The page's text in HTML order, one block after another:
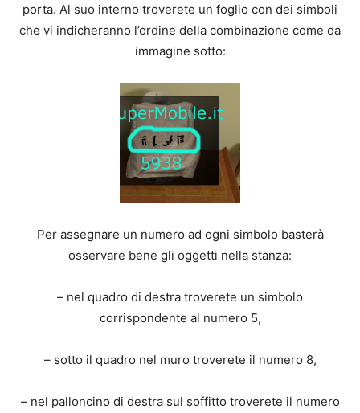
porta. Al suo interno troverete un foglio con dei simboli
che vi indicheranno l’ordine della combinazione come da
immagine sotto:
Per assegnare un numero ad ogni simbolo basterà
osservare bene gli oggetti nella stanza:
– nel quadro di destra troverete un simbolo
corrispondente al numero 5,
– sotto il quadro nel muro troverete il numero 8,
– nel palloncino di destra sul soffitto troverete il numero